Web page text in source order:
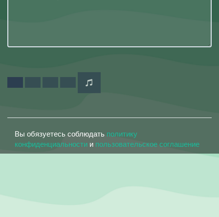
Вы обязуетесь соблюдать политику
конфиденциальности и пользовательское соглашение